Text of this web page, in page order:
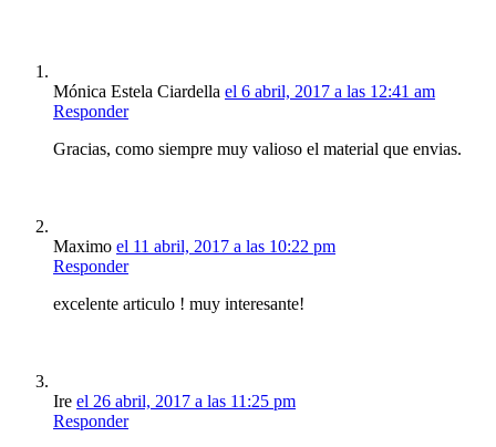
Mónica Estela Ciardella el 6 abril, 2017 a las 12:41 am
Responder
Gracias, como siempre muy valioso el material que envias.
Maximo el 11 abril, 2017 a las 10:22 pm
Responder
excelente articulo ! muy interesante!
Ire el 26 abril, 2017 a las 11:25 pm
Responder